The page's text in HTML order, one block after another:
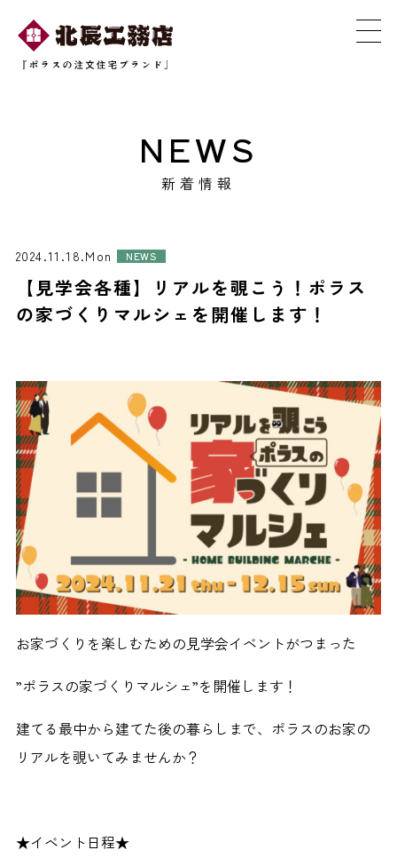
NEWS
新着情報
2024.11.18.Mon NEWS
【見学会各種】リアルを覗こう！ポラス
の家づくりマルシェを開催します！
お家づくりを楽しむための見学会イベントがつまった
”ポラスの家づくりマルシェ”を開催します！
建てる最中から建てた後の暮らしまで、ポラスのお家の
リアルを覗いてみませんか？
★イベント日程★